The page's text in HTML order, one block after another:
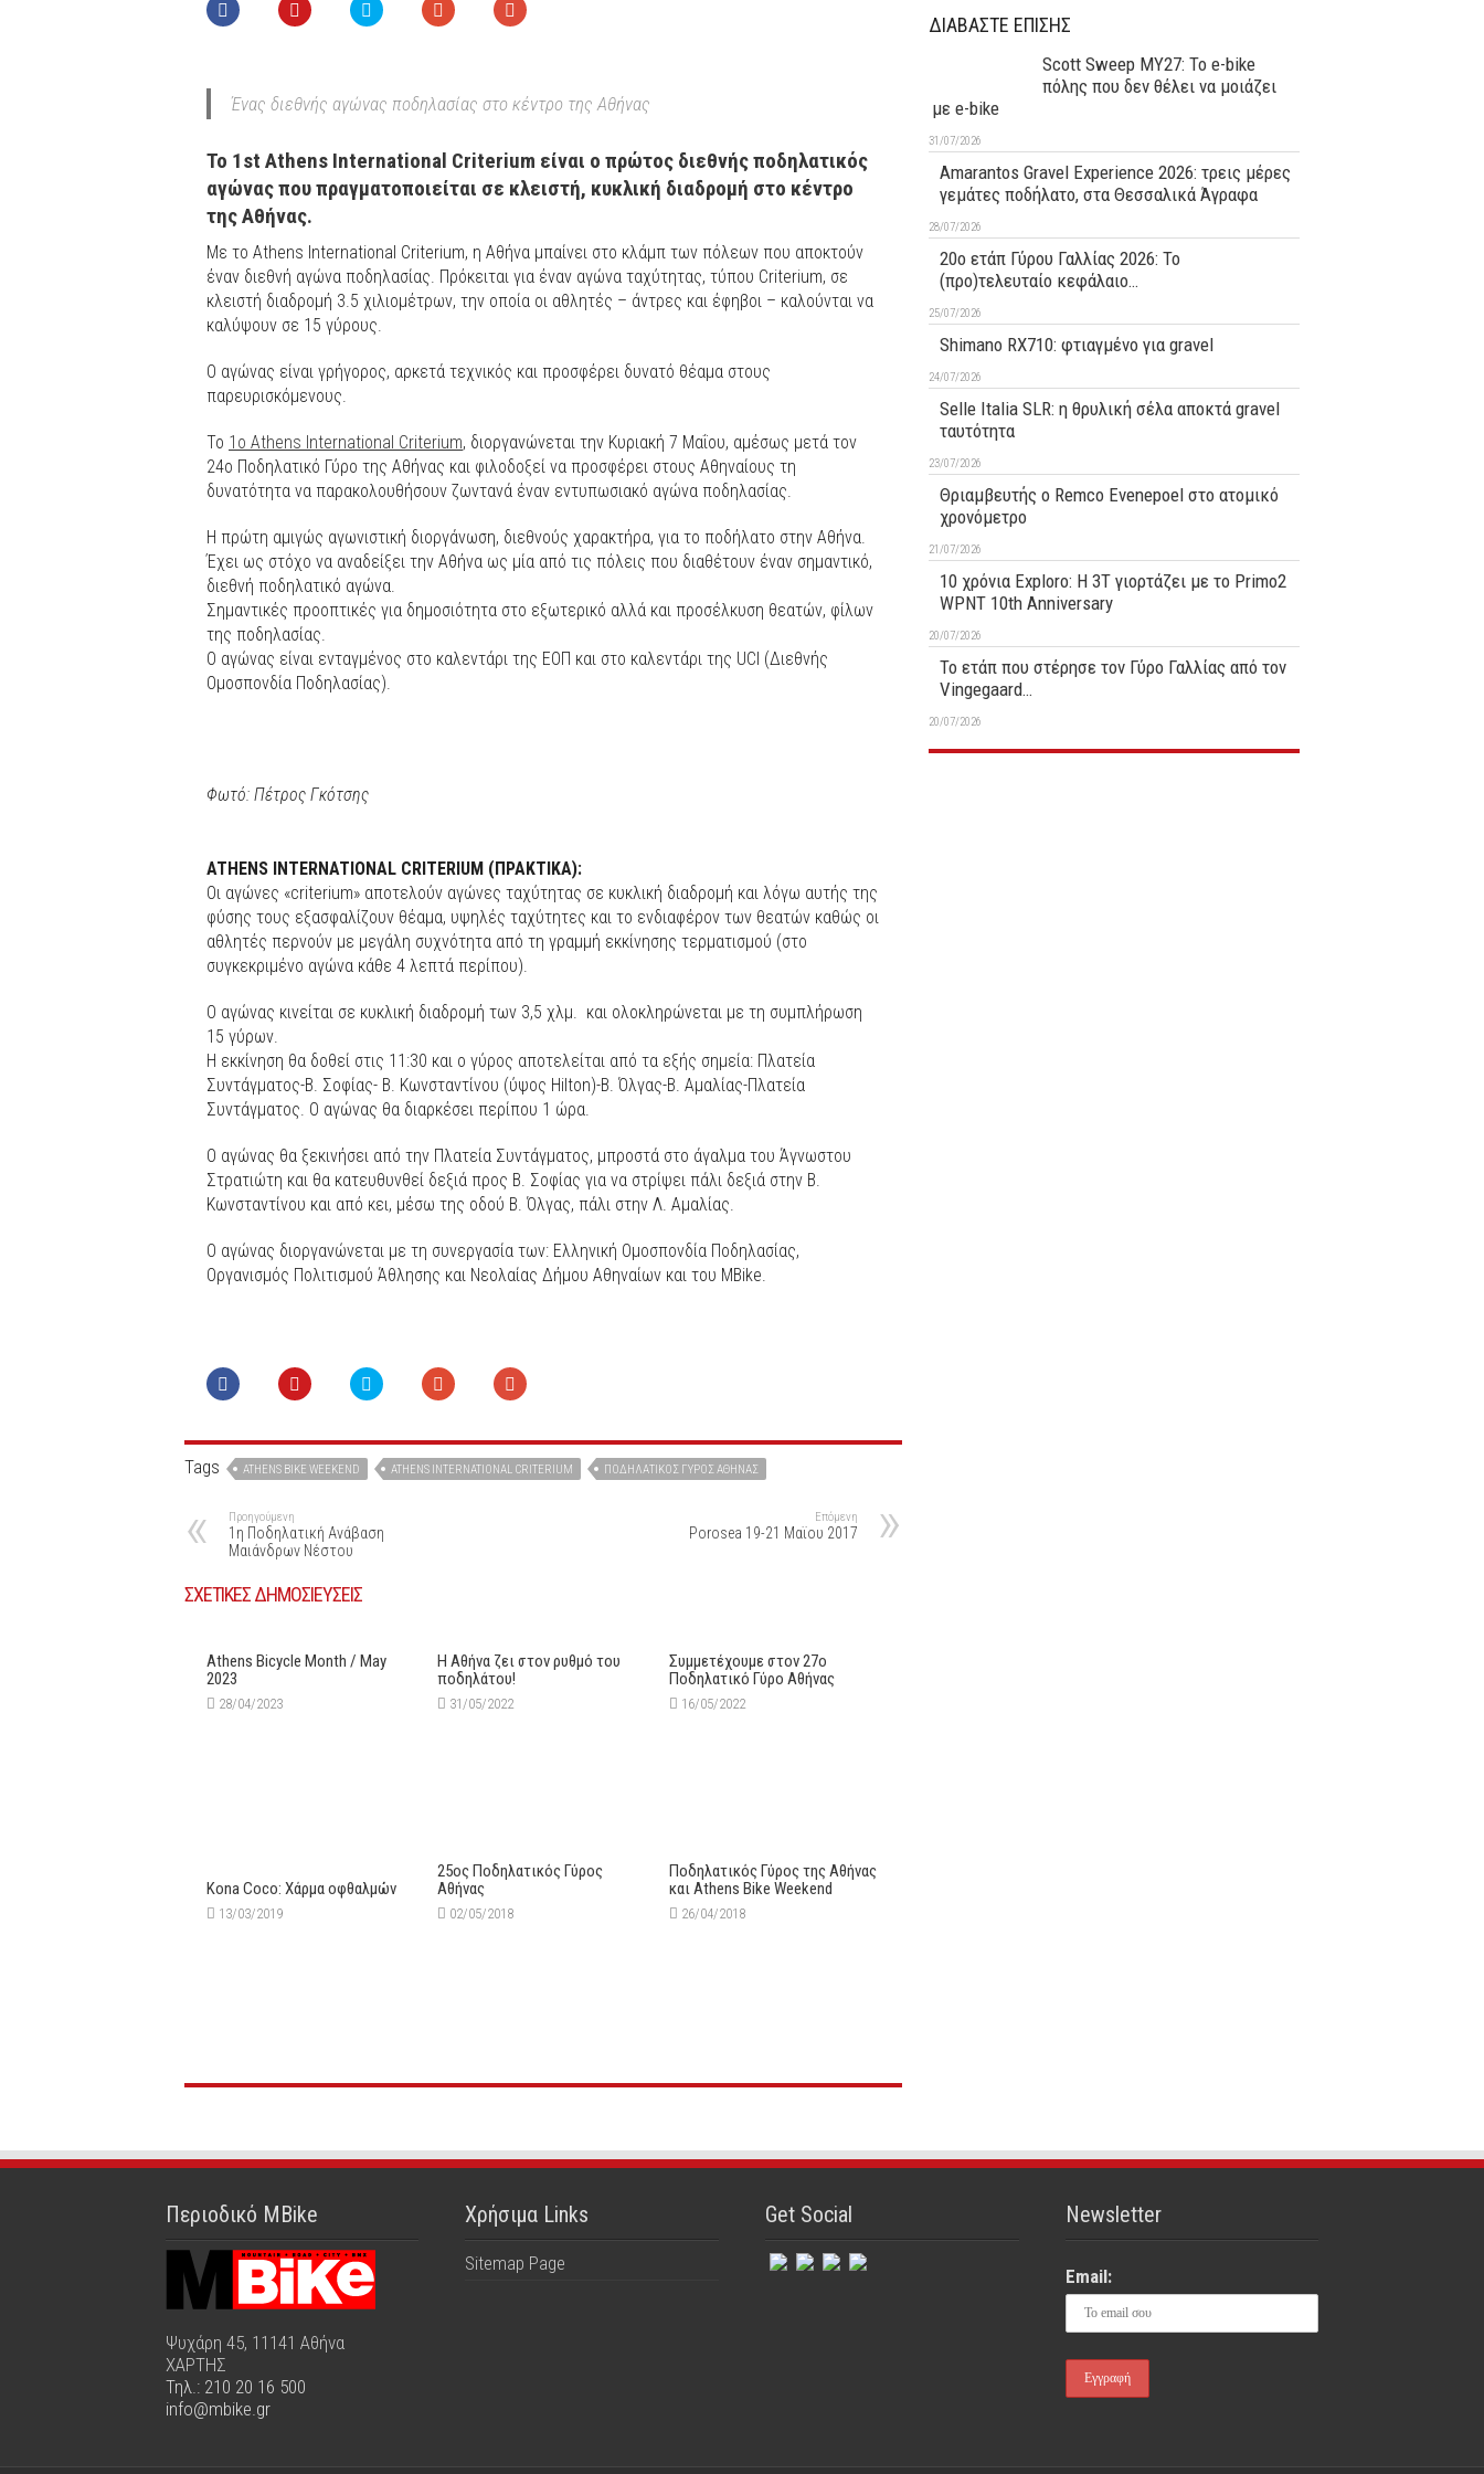
Ένας διεθνής αγώνας ποδηλασίας στο κέντρο της Αθήνας
Το 1st Athens International Criterium είναι ο πρώτος διεθνής ποδηλατικός
αγώνας που πραγματοποιείται σε κλειστή, κυκλική διαδρομή στο κέντρο
της Αθήνας.
Με το Athens International Criterium, η Αθήνα μπαίνει στο κλάμπ των πόλεων που αποκτούν
έναν διεθνή αγώνα ποδηλασίας. Πρόκειται για έναν αγώνα ταχύτητας, τύπου Criterium, σε
κλειστή διαδρομή 3.5 χιλιομέτρων, την οποία οι αθλητές – άντρες και έφηβοι – καλούνται να
καλύψουν σε 15 γύρους.
Ο αγώνας είναι γρήγορος, αρκετά τεχνικός και προσφέρει δυνατό θέαμα στους
παρευρισκόμενους.
Το 1ο Athens International Criterium, διοργανώνεται την Κυριακή 7 Μαΐου, αμέσως μετά τον
24ο Ποδηλατικό Γύρο της Αθήνας και φιλοδοξεί να προσφέρει στους Αθηναίους τη
δυνατότητα να παρακολουθήσουν ζωντανά έναν εντυπωσιακό αγώνα ποδηλασίας.
Η πρώτη αμιγώς αγωνιστική διοργάνωση, διεθνούς χαρακτήρα, για το ποδήλατο στην Αθήνα.
Έχει ως στόχο να αναδείξει την Αθήνα ως μία από τις πόλεις που διαθέτουν έναν σημαντικό,
διεθνή ποδηλατικό αγώνα.
Σημαντικές προοπτικές για δημοσιότητα στο εξωτερικό αλλά και προσέλκυση θεατών, φίλων
της ποδηλασίας.
Ο αγώνας είναι ενταγμένος στο καλεντάρι της ΕΟΠ και στο καλεντάρι της UCI (Διεθνής
Ομοσπονδία Ποδηλασίας).
Φωτό: Πέτρος Γκότσης
ATHENS INTERNATIONAL CRITERIUM (ΠΡΑΚΤΙΚΑ):
Οι αγώνες «criterium» αποτελούν αγώνες ταχύτητας σε κυκλική διαδρομή και λόγω αυτής της
φύσης τους εξασφαλίζουν θέαμα, υψηλές ταχύτητες και το ενδιαφέρον των θεατών καθώς οι
αθλητές περνούν με μεγάλη συχνότητα από τη γραμμή εκκίνησης τερματισμού (στο
συγκεκριμένο αγώνα κάθε 4 λεπτά περίπου).
Ο αγώνας κινείται σε κυκλική διαδρομή των 3,5 χλμ. και ολοκληρώνεται με τη συμπλήρωση
15 γύρων.
Η εκκίνηση θα δοθεί στις 11:30 και ο γύρος αποτελείται από τα εξής σημεία: Πλατεία
Συντάγματος-Β. Σοφίας- Β. Κωνσταντίνου (ύψος Hilton)-Β. Όλγας-Β. Αμαλίας-Πλατεία
Συντάγματος. Ο αγώνας θα διαρκέσει περίπου 1 ώρα.
Ο αγώνας θα ξεκινήσει από την Πλατεία Συντάγματος, μπροστά στο άγαλμα του Άγνωστου
Στρατιώτη και θα κατευθυνθεί δεξιά προς Β. Σοφίας για να στρίψει πάλι δεξιά στην Β.
Κωνσταντίνου και από κει, μέσω της οδού Β. Όλγας, πάλι στην Λ. Αμαλίας.
Ο αγώνας διοργανώνεται με τη συνεργασία των: Ελληνική Ομοσπονδία Ποδηλασίας,
Οργανισμός Πολιτισμού Άθλησης και Νεολαίας Δήμου Αθηναίων και του MBike.
Tags ATHENS BIKE WEEKEND ATHENS INTERNATIONAL CRITERIUM ΠΟΔΗΛΑΤΙΚΌΣ ΓΎΡΟΣ ΑΘΉΝΑΣ
Προηγούμενη
1η Ποδηλατική Ανάβαση
Μαιάνδρων Νέστου
Επόμενη
Porosea 19-21 Μαϊου 2017
ΣΧΕΤΙΚΕΣ ΔΗΜΟΣΙΕΥΣΕΙΣ
Athens Bicycle Month / May
2023
28/04/2023
H Αθήνα ζει στον ρυθμό του
ποδηλάτου!
31/05/2022
Συμμετέχουμε στον 27ο
Ποδηλατικό Γύρο Αθήνας
16/05/2022
Kona Coco: Χάρμα οφθαλμών
13/03/2019
25ος Ποδηλατικός Γύρος
Αθήνας
02/05/2018
Ποδηλατικός Γύρος της Αθήνας
και Athens Bike Weekend
26/04/2018
ΔΙΑΒΑΣΤΕ ΕΠΙΣΗΣ
Scott Sweep MY27: Το e-bike
πόλης που δεν θέλει να μοιάζει
με e-bike
31/07/2026
Amarantos Gravel Experience 2026: τρεις μέρες
γεμάτες ποδήλατο, στα Θεσσαλικά Άγραφα
28/07/2026
20ο ετάπ Γύρου Γαλλίας 2026: Το
(προ)τελευταίο κεφάλαιο…
25/07/2026
Shimano RX710: φτιαγμένο για gravel
24/07/2026
Selle Italia SLR: η θρυλική σέλα αποκτά gravel
ταυτότητα
23/07/2026
Θριαμβευτής ο Remco Evenepoel στο ατομικό
χρονόμετρο
21/07/2026
10 χρόνια Exploro: Η 3T γιορτάζει με το Primo2
WPNT 10th Anniversary
20/07/2026
Το ετάπ που στέρησε τον Γύρο Γαλλίας από τον
Vingegaard…
20/07/2026
Περιοδικό MBike
Ψυχάρη 45, 11141 Αθήνα
ΧΑΡΤΗΣ
Τηλ.: 210 20 16 500
info@mbike.gr
Χρήσιμα Links
Sitemap Page
Get Social Newsletter
Email: